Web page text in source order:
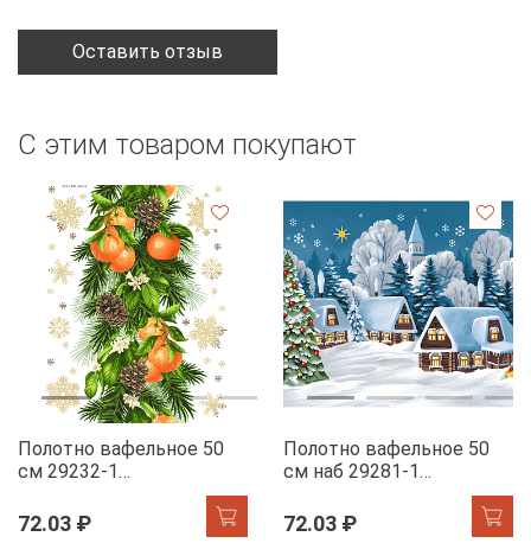
Оставить отзыв
С этим товаром покупают
Полотно вафельное 50
см 29232-1
Мандариновый коктель
72.03 ₽
Полотно вафельное 50
см наб 29281-1
72.03 ₽